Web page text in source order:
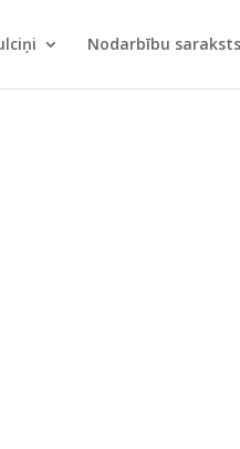
Nodarbību saraksts